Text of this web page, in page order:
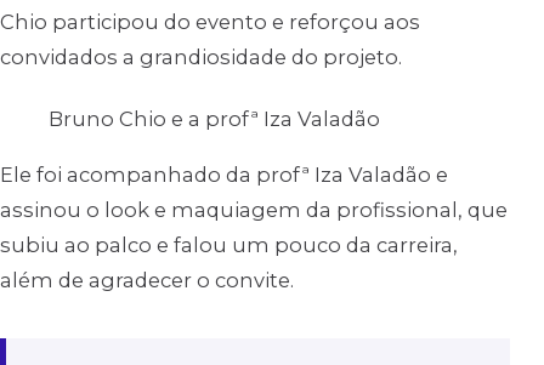
Chio participou do evento e reforçou aos
convidados a grandiosidade do projeto.
Bruno Chio e a profª Iza Valadão
Ele foi acompanhado da profª Iza Valadão e
assinou o look e maquiagem da profissional, que
subiu ao palco e falou um pouco da carreira,
além de agradecer o convite.